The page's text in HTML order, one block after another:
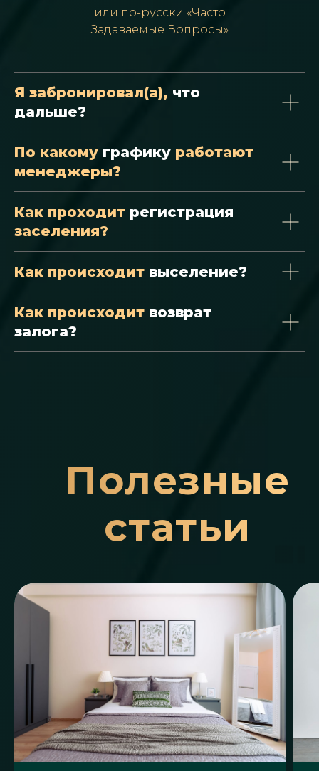
или по-русски «Часто
Задаваемые Вопросы»
Я забронировал(а), что
дальше?
По какому графику работают
менеджеры?
Как проходит регистрация
заселения?
Как происходит выселение?
Как происходит возврат
залога?
Полезные
статьи